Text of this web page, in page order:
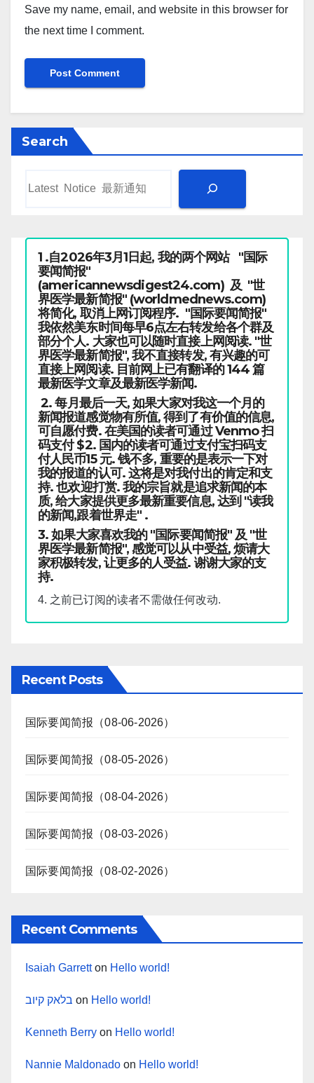
Save my name, email, and website in this browser for
the next time I comment.
Search
1 .自2026年3月1日起, 我的两个网站 "国际
要闻简报"
(americannewsdigest24.com) 及 "世
界医学最新简报" (worldmednews.com)
将简化, 取消上网订阅程序. "国际要闻简报"
我依然美东时间每早6点左右转发给各个群及
部分个人. 大家也可以随时直接上网阅读. "世
界医学最新简报", 我不直接转发, 有兴趣的可
直接上网阅读. 目前网上已有翻译的 144 篇
最新医学文章及最新医学新闻.
2. 每月最后一天, 如果大家对我这一个月的
新闻报道感觉物有所值, 得到了有价值的信息,
可自愿付费. 在美国的读者可通过 Venmo 扫
码支付 $2. 国内的读者可通过支付宝扫码支
付人民币15 元. 钱不多, 重要的是表示一下对
我的报道的认可. 这将是对我付出的肯定和支
持. 也欢迎打赏. 我的宗旨就是追求新闻的本
质, 给大家提供更多最新重要信息, 达到 "读我
的新闻,跟着世界走" .
3. 如果大家喜欢我的 "国际要闻简报" 及 "世
界医学最新简报", 感觉可以从中受益, 烦请大
家积极转发, 让更多的人受益. 谢谢大家的支
持.
4. 之前已订阅的读者不需做任何改动.
Recent Posts
国际要闻简报（08-06-2026）
国际要闻简报（08-05-2026）
国际要闻简报（08-04-2026）
国际要闻简报（08-03-2026）
国际要闻简报（08-02-2026）
Recent Comments
Isaiah Garretton Hello world!
בלאק קיוב on Hello world!
Kenneth Berry on Hello world!
Nannie Maldonado on Hello world!